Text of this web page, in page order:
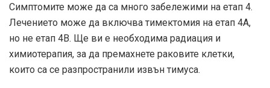
Симптомите може да са много забележими на етап 4.
Лечението може да включва тимектомия на етап 4А,
но не етап 4В. Ще ви е необходима радиация и
химиотерапия, за да премахнете раковите клетки,
които са се разпространили извън тимуса.